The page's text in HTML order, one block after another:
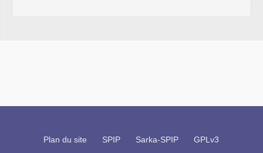
Plan du site SPIP Sarka-SPIP GPLv3